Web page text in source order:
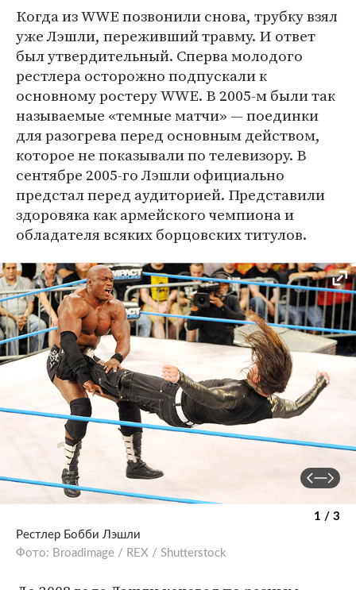
Когда из WWE позвонили снова, трубку взял
уже Лэшли, переживший травму. И ответ
был утвердительный. Сперва молодого
рестлера осторожно подпускали к
основному ростеру WWE. В 2005-м были так
называемые «темные матчи» — поединки
для разогрева перед основным действом,
которое не показывали по телевизору. В
сентябре 2005-го Лэшли официально
предстал перед аудиторией. Представили
здоровяка как армейского чемпиона и
обладателя всяких борцовских титулов.
1 / 3
Рестлер Бобби Лэшли
Фото: Broadimage / REX / Shutterstock